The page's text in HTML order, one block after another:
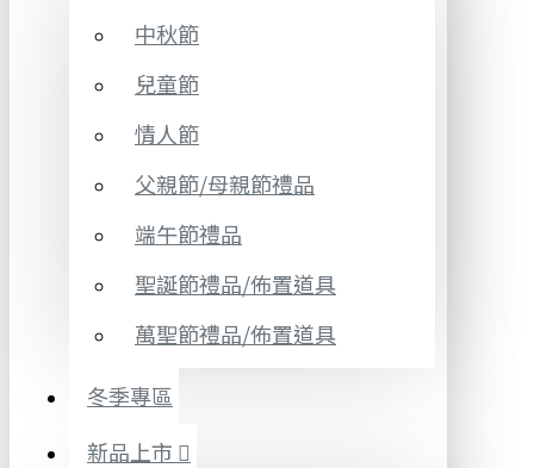
中秋節
兒童節
情人節
父親節/母親節禮品
端午節禮品
聖誕節禮品/佈置道具
萬聖節禮品/佈置道具
冬季專區
新品上市